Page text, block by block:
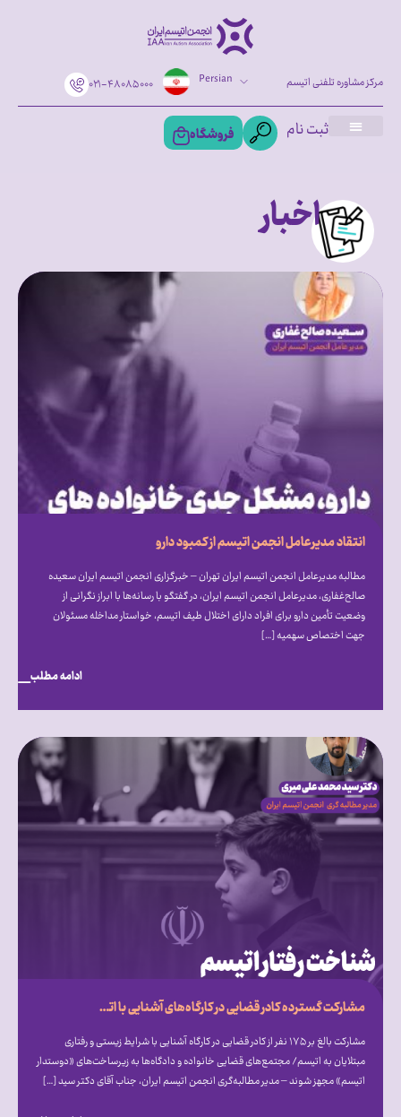
۰۲۱-۴۸۰۸۵۰۰۰ Persian مرکز مشاوره تلفنی اتیسم
ثبت نام فروشگاه
اخبار
انتقاد مدیرعامل انجمن اتیسم از کمبود دارو
مطالبه مدیرعامل انجمن اتیسم ایران تهران – خبرگزاری انجمن اتیسم ایران سعیده
صالح‌غفاری، مدیرعامل انجمن اتیسم ایران، در گفتگو با رسانه‌ها با ابراز نگرانی از
وضعیت تأمین دارو برای افراد دارای اختلال طیف اتیسم، خواستار مداخله مسئولان
جهت اختصاص سهمیه […]
ادامه مطلب
مشارکت گسترده کادر قضایی در کارگاه‌های آشنایی با اتیسم؛ فراخوان انجمن اتیسم برای ایجاد مجتمع‌های قضایی «دوستدار اتیسم»
مشارکت بالغ بر ۱۷۵ نفر از کادر قضایی در کارگاه آشنایی با شرایط زیستی و رفتاری
مبتلایان به اتیسم/ مجتمع‌های قضایی خانواده و دادگاه‌ها به زیرساخت‌های «دوستدار
اتیسم» مجهز شوند – مدیر مطالبه‌گری انجمن اتیسم ایران، جناب آقای دکتر سید […]